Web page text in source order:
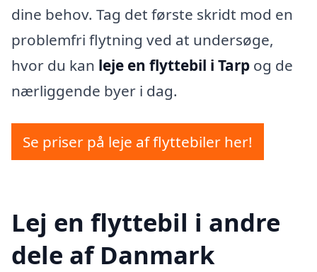
dine behov. Tag det første skridt mod en
problemfri flytning ved at undersøge,
hvor du kan leje en flyttebil i Tarp og de
nærliggende byer i dag.
Se priser på leje af flyttebiler her!
Lej en flyttebil i andre
dele af Danmark